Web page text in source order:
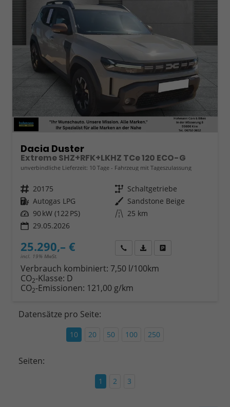
Dacia Duster
Extreme SHZ+RFK+LKHZ TCe 120 ECO-G
unverbindliche Lieferzeit: 10 Tage Fahrzeug mit Tageszulassung
Fahrzeugnr. 20175 Getriebe Schaltgetriebe
Kraftstoff Autogas LPG Außenfarbe Sandstone Beige
Leistung 90 kW (122 PS) Kilometerstand 25 km
29.05.2026
25.290,– €
incl. 19% MwSt.
Wir rufen Sie anFahrzeugexposé (PDF)
Verbrauch kombiniert: 7,50 l/100km
CO2-Klasse: D
CO2-Emissionen: 121,00 g/km
Datensätze pro Seite:
10 20 50 100 250
Seiten:
1 2 3